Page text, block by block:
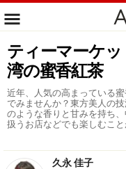
ティーマーケ
湾の蜜香紅茶
近年、人気の高まっている
でみませんか？東方美人の
のような香りと甘みを持ち
扱うお店などでも楽しむこと
久永 佳子